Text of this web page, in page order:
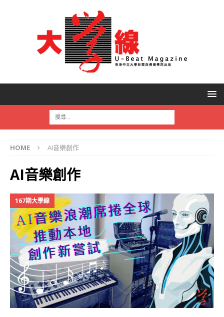
HOME AI音樂創作
AI音樂創作
167期大學線